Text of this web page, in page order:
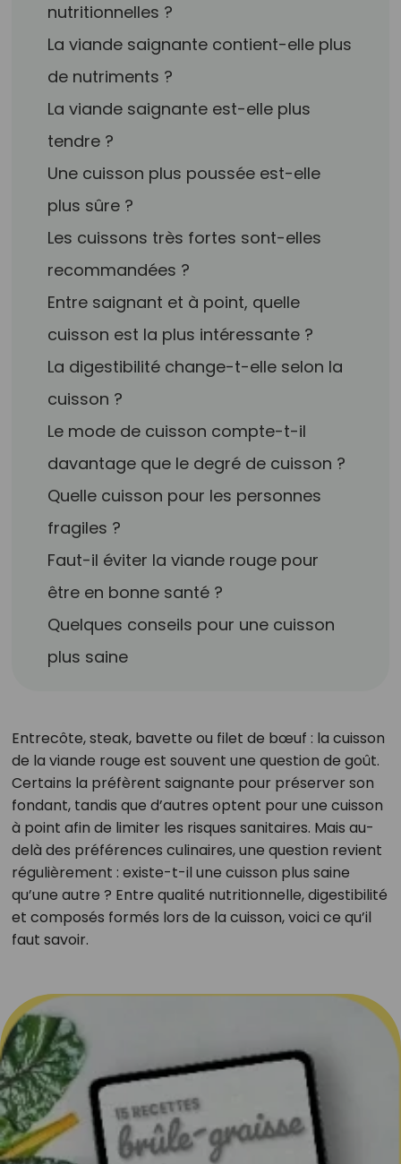
nutritionnelles ?
La viande saignante contient-elle plus
de nutriments ?
La viande saignante est-elle plus
tendre ?
Une cuisson plus poussée est-elle
plus sûre ?
Les cuissons très fortes sont-elles
recommandées ?
Entre saignant et à point, quelle
cuisson est la plus intéressante ?
La digestibilité change-t-elle selon la
cuisson ?
Le mode de cuisson compte-t-il
davantage que le degré de cuisson ?
Quelle cuisson pour les personnes
fragiles ?
Faut-il éviter la viande rouge pour
être en bonne santé ?
Quelques conseils pour une cuisson
plus saine
Entrecôte, steak, bavette ou filet de bœuf : la cuisson
de la viande rouge est souvent une question de goût.
Certains la préfèrent saignante pour préserver son
fondant, tandis que d’autres optent pour une cuisson
à point afin de limiter les risques sanitaires. Mais au-
delà des préférences culinaires, une question revient
régulièrement : existe-t-il une cuisson plus saine
qu’une autre ? Entre qualité nutritionnelle, digestibilité
et composés formés lors de la cuisson, voici ce qu’il
faut savoir.